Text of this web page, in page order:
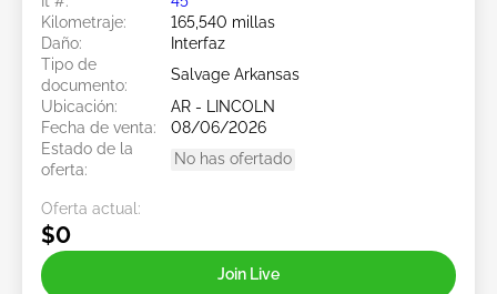
Kilometraje:
165,540 millas
Daño:
Interfaz
Tipo de
documento:
Salvage Arkansas
Ubicación:
AR - LINCOLN
Fecha de venta:
08/06/2026
Estado de la
oferta:
No has ofertado
Oferta actual:
$0
Join Live